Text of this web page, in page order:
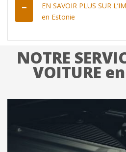
EN SAVOIR PLUS SUR
en Estonie
NOTRE
VOITURE